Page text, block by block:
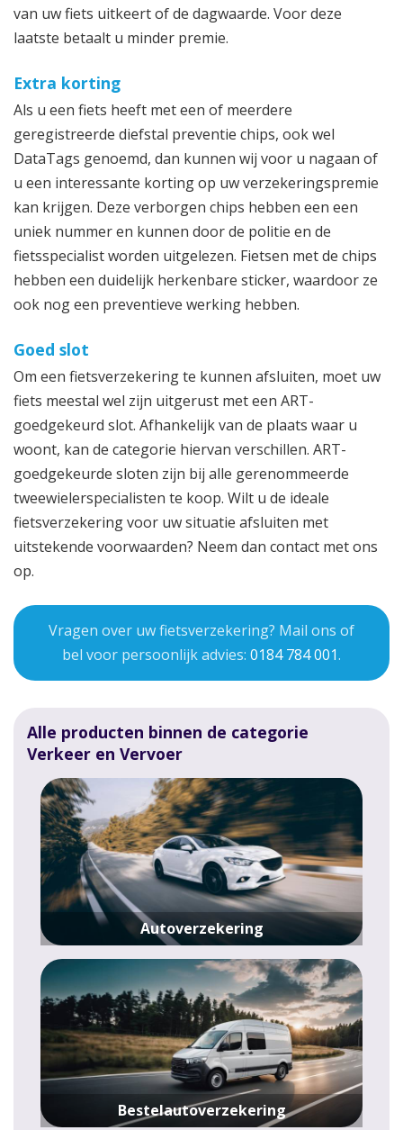
van uw fiets uitkeert of de dagwaarde. Voor deze
laatste betaalt u minder premie.
Extra korting
Als u een fiets heeft met een of meerdere
geregistreerde diefstal preventie chips, ook wel
DataTags genoemd, dan kunnen wij voor u nagaan of
u een interessante korting op uw verzekeringspremie
kan krijgen. Deze verborgen chips hebben een een
uniek nummer en kunnen door de politie en de
fietsspecialist worden uitgelezen. Fietsen met de chips
hebben een duidelijk herkenbare sticker, waardoor ze
ook nog een preventieve werking hebben.
Goed slot
Om een fietsverzekering te kunnen afsluiten, moet uw
fiets meestal wel zijn uitgerust met een ART-
goedgekeurd slot. Afhankelijk van de plaats waar u
woont, kan de categorie hiervan verschillen. ART-
goedgekeurde sloten zijn bij alle gerenommeerde
tweewielerspecialisten te koop. Wilt u de ideale
fietsverzekering voor uw situatie afsluiten met
uitstekende voorwaarden? Neem dan contact met ons
op.
Vragen over uw fietsverzekering? Mail ons of
bel voor persoonlijk advies: 0184 784 001.
Alle producten binnen de categorie
Verkeer en Vervoer
Autoverzekering
Bestelautoverzekering